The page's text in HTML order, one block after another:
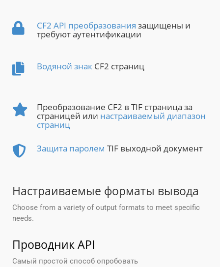
CF2 API преобразования защищены и
требуют аутентификации
Водяной знак CF2 страниц
Преобразование CF2 в TIF страница за
страницей или настраиваемый диапазон
страниц
Защита паролем TIF выходной документ
Настраиваемые форматы вывода
Choose from a variety of output formats to meet specific
needs.
Проводник API
Самый простой способ опробовать